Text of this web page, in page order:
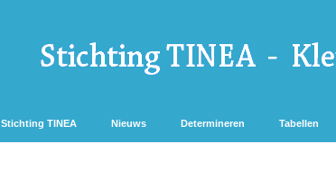
Stichting TINEA Nieuws Determineren Tabellen